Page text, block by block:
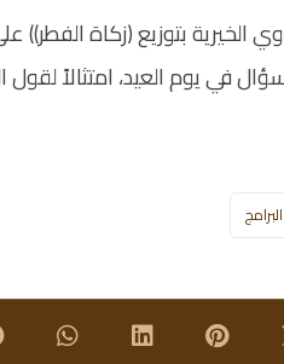
بتوزيع (زكاة الفطر))
في يوم العيد، امتثالاً
البرامج